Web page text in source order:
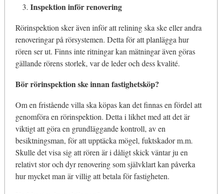
Inspektion inför renovering
Rörinspektion sker även inför att relining ska ske eller andra
renoveringar på rörsystemen. Detta för att planlägga hur
rören ser ut. Finns inte ritningar kan mätningar även göras
gällande rörens storlek, var de leder och dess kvalité.
Bör rörinspektion ske innan fastighetsköp?
Om en fristående villa ska köpas kan det finnas en fördel att
genomföra en rörinspektion. Detta i likhet med att det är
viktigt att göra en grundläggande kontroll, av en
besiktningsman, för att upptäcka mögel, fuktskador m.m.
Skulle det visa sig att rören är i dåligt skick väntar ju en
relativt stor och dyr renovering som självklart kan påverka
hur mycket man är villig att betala för fastigheten.